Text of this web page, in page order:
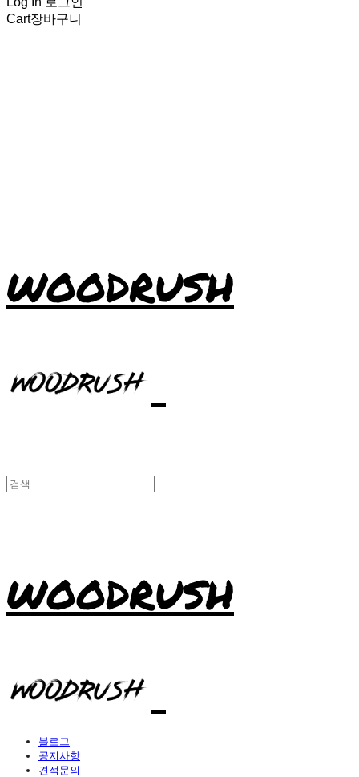
Cart장바구니
WOODRUSH
WOODRUSH
블로그
공지사항
견적문의